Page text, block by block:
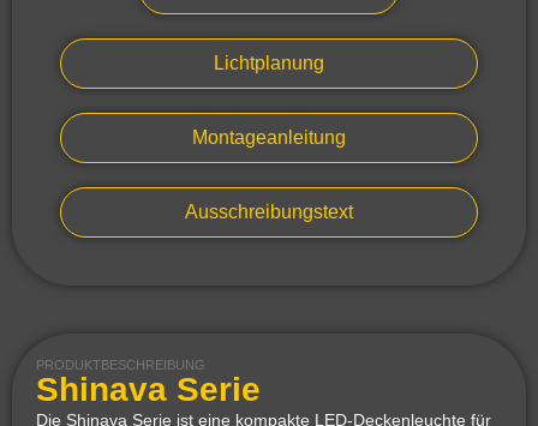
Lichtplanung
Montageanleitung
Ausschreibungstext
PRODUKTBESCHREIBUNG
Shinava Serie
Die Shinava Serie ist eine kompakte LED-Deckenleuchte für